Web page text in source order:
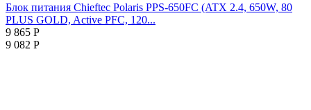
Блок питания Chieftec Polaris PPS-650FC (ATX 2.4, 650W, 80
PLUS GOLD, Active PFC, 120...
9 865 Р
9 082 Р